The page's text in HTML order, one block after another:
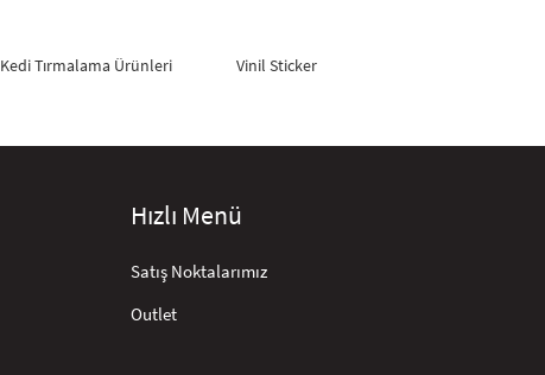
Kedi Tırmalama Ürünleri Vinil Sticker
Hızlı Menü
Satış Noktalarımız
Outlet